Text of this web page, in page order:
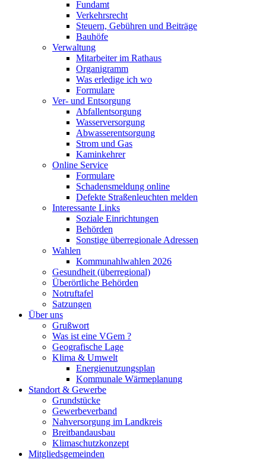
Fundamt
Verkehrsrecht
Steuern, Gebühren und Beiträge
Bauhöfe
Verwaltung
Mitarbeiter im Rathaus
Organigramm
Was erledige ich wo
Formulare
Ver- und Entsorgung
Abfallentsorgung
Wasserversorgung
Abwasserentsorgung
Strom und Gas
Kaminkehrer
Online Service
Formulare
Schadensmeldung online
Defekte Straßenleuchten melden
Interessante Links
Soziale Einrichtungen
Behörden
Sonstige überregionale Adressen
Wahlen
Kommunahlwahlen 2026
Gesundheit (überregional)
Überörtliche Behörden
Notruftafel
Satzungen
Über uns
Grußwort
Was ist eine VGem ?
Geografische Lage
Klima & Umwelt
Energienutzungsplan
Kommunale Wärmeplanung
Standort & Gewerbe
Grundstücke
Gewerbeverband
Nahversorgung im Landkreis
Breitbandausbau
Klimaschutzkonzept
Mitgliedsgemeinden